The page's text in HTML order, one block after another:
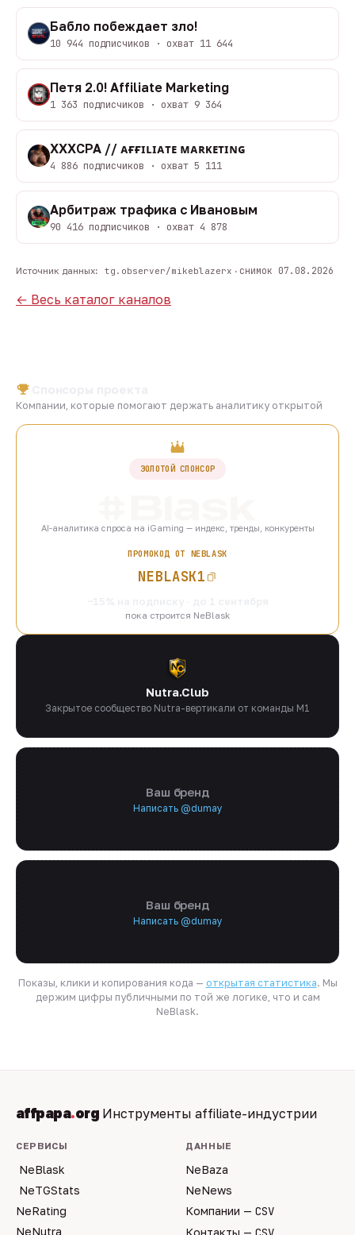
Бабло побеждает зло!
10 944 подписчиков · охват 11 644
Петя 2.0! Affiliate Marketing
1 363 подписчиков · охват 9 364
XXXCPA // ᴀғғɪʟɪᴀᴛᴇ ᴍᴀʀᴋᴇᴛɪɴɢ
4 886 подписчиков · охват 5 111
Арбитраж трафика с Ивановым
90 416 подписчиков · охват 4 878
Источник данных: tg.observer/mikeblazerx · снимок 07.08.2026
← Весь каталог каналов
Компании, которые помогают держать аналитику открытой
ЗОЛОТОЙ СПОНСОР
AI-аналитика спроса на iGaming — индекс, тренды, конкуренты
ПРОМОКОД ОТ NEBLASK
NEBLASK1
пока строится NeBlask
Nutra.Club
Закрытое сообщество Nutra-вертикали от команды M1
Ваш бренд
Написать @dumay
Ваш бренд
Написать @dumay
Показы, клики и копирования кода — открытая статистика. Мы
держим цифры публичными по той же логике, что и сам
NeBlask.
affpapa.org Инструменты affiliate-индустрии
СЕРВИСЫ
NeBlask
NeTGStats
NeRating
NeNutra
ДАННЫЕ
NeBaza
NeNews
Компании — CSV
Контакты —